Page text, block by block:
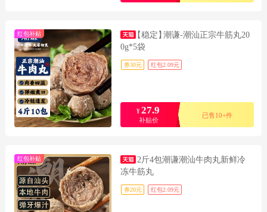
红包补贴 【稳定】潮谦-潮汕正宗牛筋丸20
0g*5袋
券30元 红包2.09元
¥ 27.9
补贴价
已售10+件
红包补贴
2斤4包潮谦潮汕牛肉丸新鲜冷
冻牛筋丸
券20元 红包2.09元